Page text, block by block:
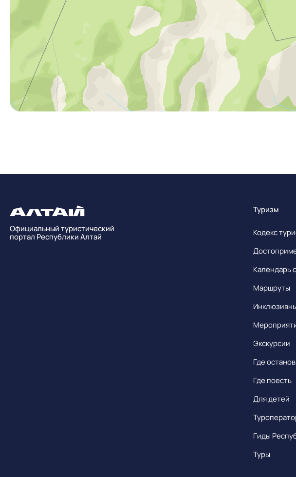
Официальный туристический
портал Республики Алтай
Туризм
Кодекс
Календарь
Маршруты
Экскурсии
Где
Где поесть
Для детей
Гиды
Туры